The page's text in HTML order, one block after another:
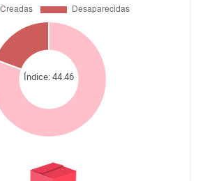
Índice:44.46